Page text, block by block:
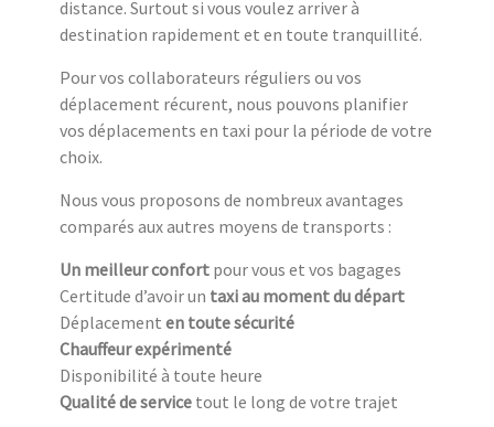
distance. Surtout si vous voulez arriver à
destination rapidement et en toute tranquillité.
Pour vos collaborateurs réguliers ou vos
déplacement récurent, nous pouvons planifier
vos déplacements en taxi pour la période de votre
choix.
Nous vous proposons de nombreux avantages
comparés aux autres moyens de transports :
Un meilleur confort pour vous et vos bagages
Certitude d’avoir un taxi au moment du départ
Déplacement en toute sécurité
Chauffeur expérimenté
Disponibilité à toute heure
Qualité de service tout le long de votre trajet